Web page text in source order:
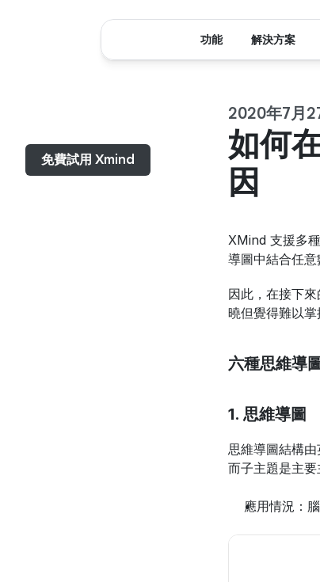
免費試用 Xmind
2020年7月
如何
因
XMind 支援多
導圖中結合任意
因此，在接下
曉但覺得難以
六種思維導
1. 思維導圖
思維導圖結構
而子主題是主
應用情況：
功能 解決方案